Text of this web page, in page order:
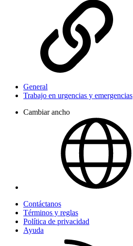
General
Trabajo en urgencias y emergencias
Cambiar ancho
Contáctanos
Términos y reglas
Política de privacidad
Ayuda